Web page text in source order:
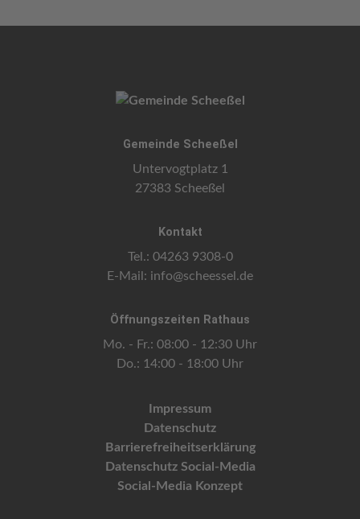
Gemeinde Scheeßel
Untervogtplatz 1
27383 Scheeßel
Kontakt
Tel.: 04263 9308-0
E-Mail: info@scheessel.de
Öffnungszeiten Rathaus
Mo. - Fr.: 08:00 - 12:30 Uhr
Do.: 14:00 - 18:00 Uhr
Impressum
Datenschutz
Barrierefreiheitserklärung
Datenschutz Social-Media
Social-Media Konzept